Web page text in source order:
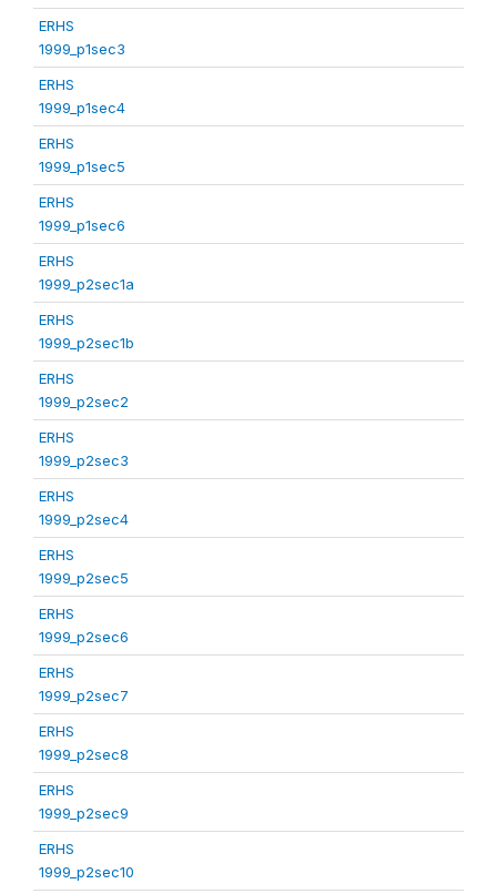
ERHS
1999_p1sec3
ERHS
1999_p1sec4
ERHS
1999_p1sec5
ERHS
1999_p1sec6
ERHS
1999_p2sec1a
ERHS
1999_p2sec1b
ERHS
1999_p2sec2
ERHS
1999_p2sec3
ERHS
1999_p2sec4
ERHS
1999_p2sec5
ERHS
1999_p2sec6
ERHS
1999_p2sec7
ERHS
1999_p2sec8
ERHS
1999_p2sec9
ERHS
1999_p2sec10